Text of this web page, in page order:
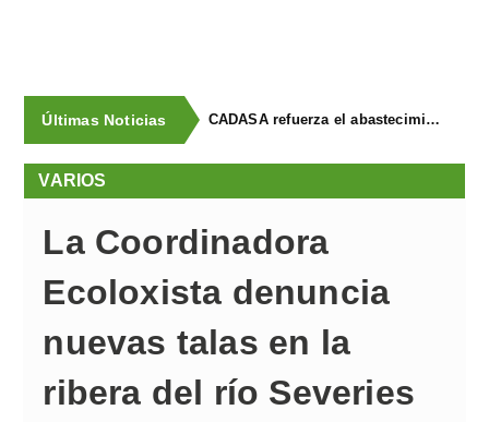
Últimas Noticias CADASA refuerza el abastecimiento de agua a La Fresneda, Llanera y el polígono de Silvota con la puesta en servicio de una nueva conducción
VARIOS
La Coordinadora
Ecoloxista denuncia
nuevas talas en la
ribera del río Severies